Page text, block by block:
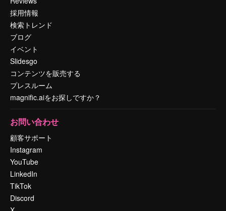
採用情報
検索トレンド
ブログ
イベント
Slidesgo
コンテンツを販売する
プレスルーム
magnific.aiをお探しですか？
お問い合わせ
顧客サポート
Instagram
YouTube
LinkedIn
TikTok
Discord